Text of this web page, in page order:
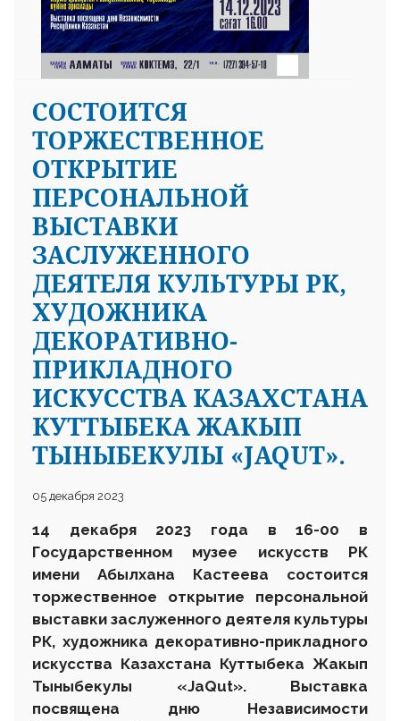
СОСТОИТСЯ
ТОРЖЕСТВЕННОЕ
ОТКРЫТИЕ
ПЕРСОНАЛЬНОЙ
ВЫСТАВКИ
ЗАСЛУЖЕННОГО
ДЕЯТЕЛЯ КУЛЬТУРЫ РК,
ХУДОЖНИКА
ДЕКОРАТИВНО-
ПРИКЛАДНОГО
ИСКУССТВА КАЗАХСТАНА
КУТТЫБЕКА ЖАКЫП
ТЫНЫБЕКУЛЫ «JAQUT».
05 декабря 2023
14 декабря 2023 года в 16-00 в
Государственном музее искусств РК
имени Абылхана Кастеева состоится
торжественное открытие персональной
выставки заслуженного деятеля культуры
РК, художника декоративно-прикладного
искусства Казахстана Куттыбека Жакып
Тыныбекулы «JaQut». Выставка
посвящена дню Независимости